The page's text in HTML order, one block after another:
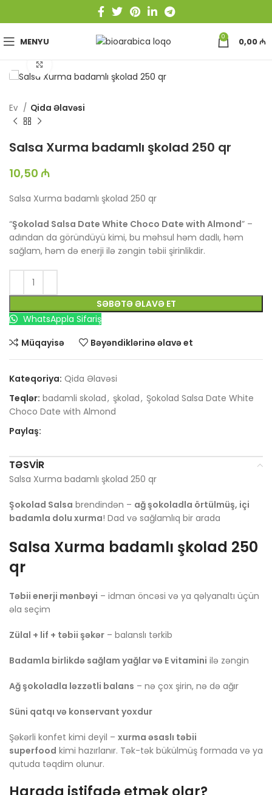
MENYU 0 0,00₼
Ev Qida Əlavəsi
Salsa Xurma badamlı şkolad 250 qr
10,50 ₼
Salsa Xurma badamlı şkolad 250 qr
“Şokolad Salsa Date White Choco Date with Almond” –
adından da göründüyü kimi, bu məhsul həm dadlı, həm
sağlam, həm də enerji ilə zəngin təbii şirinlikdir.
SƏBƏTƏ ƏLAVƏ ET
WhatsAppla Sifariş
Müqayisə
Bəyəndiklərinə əlavə et
Kateqoriya: Qida Əlavəsi
Teqlər: badamli skolad, şkolad, Şokolad Salsa Date White
Choco Date with Almond
Paylaş:
TƏSVIR
Salsa Xurma badamlı şkolad 250 qr
Şokolad Salsa brendindən – ağ şokoladla örtülmüş, içi
badamla dolu xurma! Dad və sağlamlıq bir arada
Salsa Xurma badamlı şkolad 250
qr
Təbii enerji mənbəyi – idman öncəsi və ya qəlyanaltı üçün
əla seçim
Zülal + lif + təbii şəkər – balanslı tərkib
Badamla birlikdə sağlam yağlar və E vitamini ilə zəngin
Ağ şokoladla ləzzətli balans – nə çox şirin, nə də ağır
Süni qatqı və konservant yoxdur
Şəkərli konfet kimi deyil – xurma əsaslı təbii
superfood kimi hazırlanır. Tək-tək bükülmüş formada və ya
qutuda təqdim olunur.